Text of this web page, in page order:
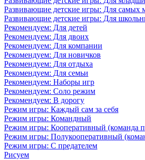
Развивающие детские игры: Для самых
Развивающие детские игры: Для
Рекомендуем: Для детей
Рекомендуем: Для двоих
Рекомендуем: Для компании
Рекомендуем: Для новичков
Рекомендуем: Для отдыха
Рекомендуем: Для семьи
Рекомендуем: Наборы игр
Рекомендуем: Соло режим
Рекомендуем: В дорогу
Режим игры: Каждый сам за себя
Режим игры: Командный
Режим игры: Кооперативный (команда
Режим игры: Полукооперативный
Режим игры: С предателем
Рисуем